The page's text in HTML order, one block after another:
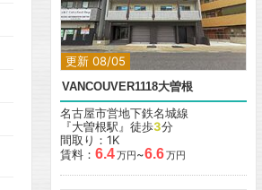
更新 08/05
VANCOUVER1118大曽根
名古屋市営地下鉄名城線
『大曽根駅』徒歩3分
間取り：1K
賃料： 6.4万円~6.6万円